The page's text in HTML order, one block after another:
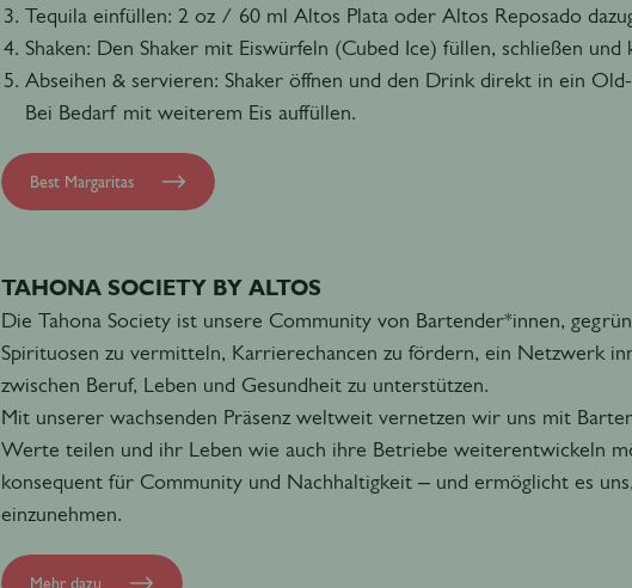
Tequila einfüllen: 2 oz / 60 ml Altos Plata oder Altos Reposado
Shaken: Den Shaker mit Eiswürfeln (Cubed Ice) füllen, schließen und
Abseihen & servieren: Shaker öffnen und den Drink direkt in ein
Bei Bedarf mit weiterem Eis auffüllen.
Best Margaritas
TAHONA SOCIETY BY ALTOS
Die Tahona Society ist unsere Community von Bartender*innen,
Spirituosen zu vermitteln, Karrierechancen zu fördern, ein Netzwerk
zwischen Beruf, Leben und Gesundheit zu unterstützen.
Mit unserer wachsenden Präsenz weltweit vernetzen wir uns mit
Werte teilen und ihr Leben wie auch ihre Betriebe weiterentwickeln
konsequent für Community und Nachhaltigkeit – und ermöglicht es
einzunehmen.
Mehr dazu